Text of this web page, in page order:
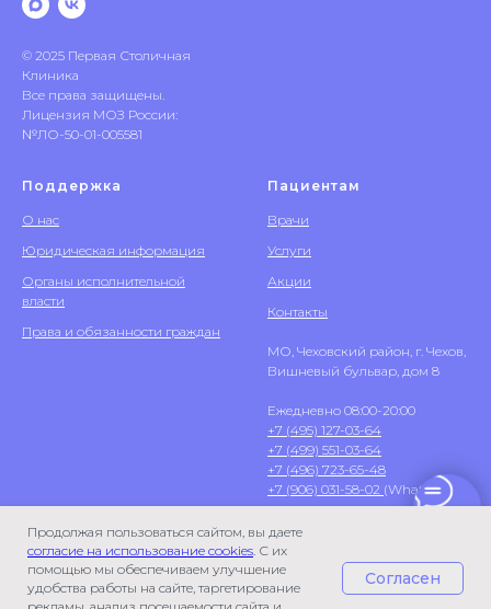
Продолжая пользоваться сайтом, вы даете
согласие на использование cookies. С их
помощью мы обеспечиваем улучшение
удобства работы на сайте, таргетирование
Согласен
© 2025 Первая Столичная
Клиника
Все права защищены.
Лицензия МОЗ России:
№ЛО-50-01-005581
Поддержка
О нас
Юридическая информация
Органы исполнительной
власти
Права и обязанности граждан
Пациентам
Врачи
Услуги
Акции
Контакты
МО, Чеховский район, г. Чехов,
Вишневый бульвар, дом 8
Ежедневно 08:00-20:00
+7 (495) 127-03-64
+7 (499) 551-03-64
+7 (496) 723-65-48
+7 (906) 031-58-02 (WhatsApp)